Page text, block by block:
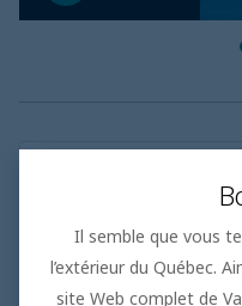
• Sélection de
familiales et de
• Installations
grands groupes,
chambres
Il semble que vous
l’extérieur du Québec.
site Web complet de